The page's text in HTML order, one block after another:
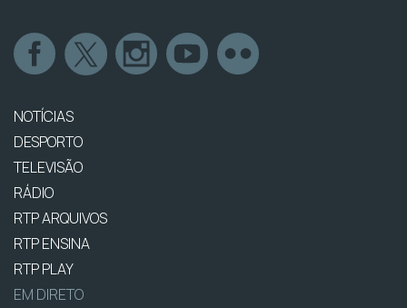
NOTÍCIAS
DESPORTO
TELEVISÃO
RÁDIO
RTP ARQUIVOS
RTP ENSINA
RTP PLAY
EM DIRETO